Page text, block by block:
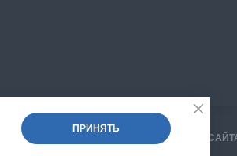
РАЗРАБОТКА
ПРИНЯТЬ